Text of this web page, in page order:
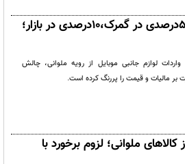
مالیات ارزش افزوده 5درصدی در گمرک،10درصدی در بازار؛
لوازم جانبی موبایل از رویه ملوانی، چالش
بر مالیات و قیمت را پررنگ کرده است.
کالاهای ملوانی؛ لزوم برخورد با